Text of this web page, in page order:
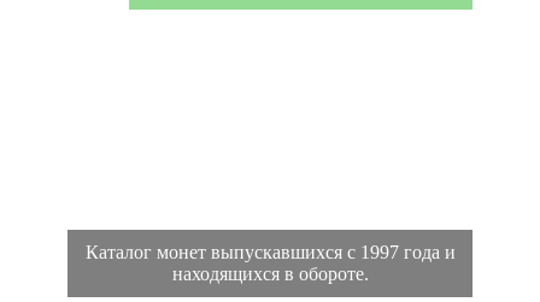
Каталог монет выпускавшихся с 1997 года и
находящихся в обороте.